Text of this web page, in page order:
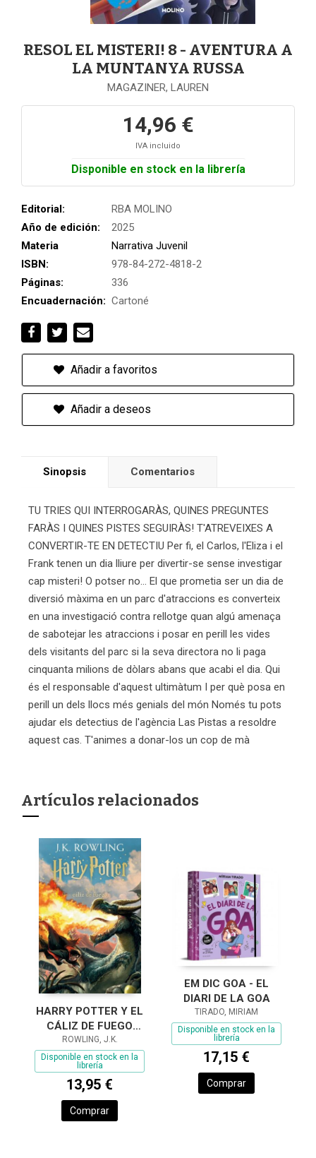
RESOL EL MISTERI! 8 - AVENTURA A
LA MUNTANYA RUSSA
MAGAZINER, LAUREN
14,96 €
IVA incluido
Disponible en stock en la librería
Editorial:
RBA MOLINO
Año de edición:
2025
Materia
Narrativa Juvenil
ISBN:
978-84-272-4818-2
Páginas:
336
Encuadernación: Cartoné
Añadir a favoritos
Añadir a deseos
Sinopsis Comentarios
TU TRIES QUI INTERROGARÀS, QUINES PREGUNTES
FARÀS I QUINES PISTES SEGUIRÀS! T'ATREVEIXES A
CONVERTIR-TE EN DETECTIU Per fi, el Carlos, l'Eliza i el
Frank tenen un dia lliure per divertir-se sense investigar
cap misteri! O potser no… El que prometia ser un dia de
diversió màxima en un parc d'atraccions es converteix
en una investigació contra rellotge quan algú amenaça
de sabotejar les atraccions i posar en perill les vides
dels visitants del parc si la seva directora no li paga
cinquanta milions de dòlars abans que acabi el dia. Qui
és el responsable d'aquest ultimàtum I per què posa en
perill un dels llocs més genials del món Només tu pots
ajudar els detectius de l'agència Las Pistas a resoldre
aquest cas. T'animes a donar-los un cop de mà
Artículos relacionados
HARRY POTTER Y EL
CÁLIZ DE FUEGO
(HARRY POTTER
[EDICIÓN CON LA
PORTADA
ILUSTRADA
ROWLING, J.K.
Disponible en stock en la
librería
13,95 €
Comprar
EM DIC GOA - EL
DIARI DE LA GOA
TIRADO, MIRIAM
Disponible en stock en la
librería
17,15 €
Comprar